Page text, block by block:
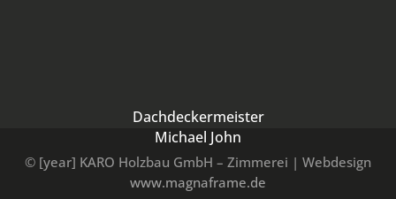
Dachdeckermeister
Michael John
© [year] KARO Holzbau GmbH – Zimmerei | Webdesign
www.magnaframe.de